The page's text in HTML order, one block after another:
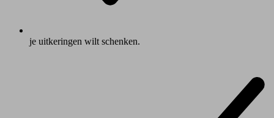
je uitkeringen wilt schenken.